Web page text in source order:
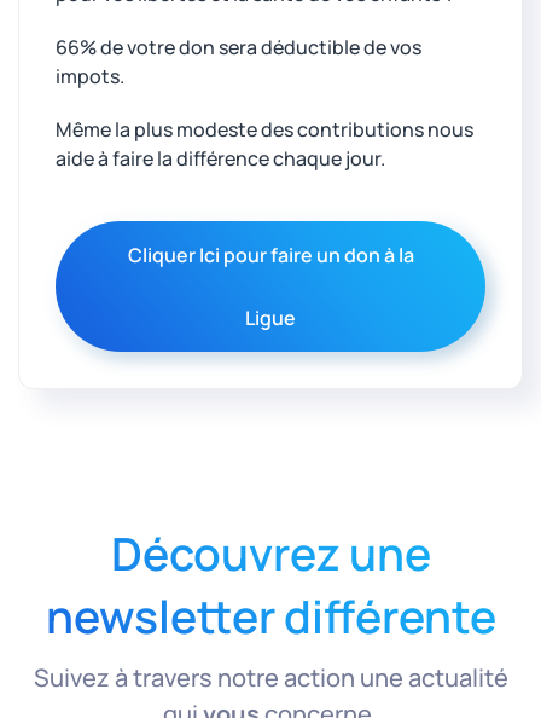
66% de votre don sera déductible de vos
impots.
Même la plus modeste des contributions nous
aide à faire la différence chaque jour.
Cliquer Ici pour faire un don à la
Ligue
Découvrez une
newsletter différente
Suivez à travers notre action une actualité